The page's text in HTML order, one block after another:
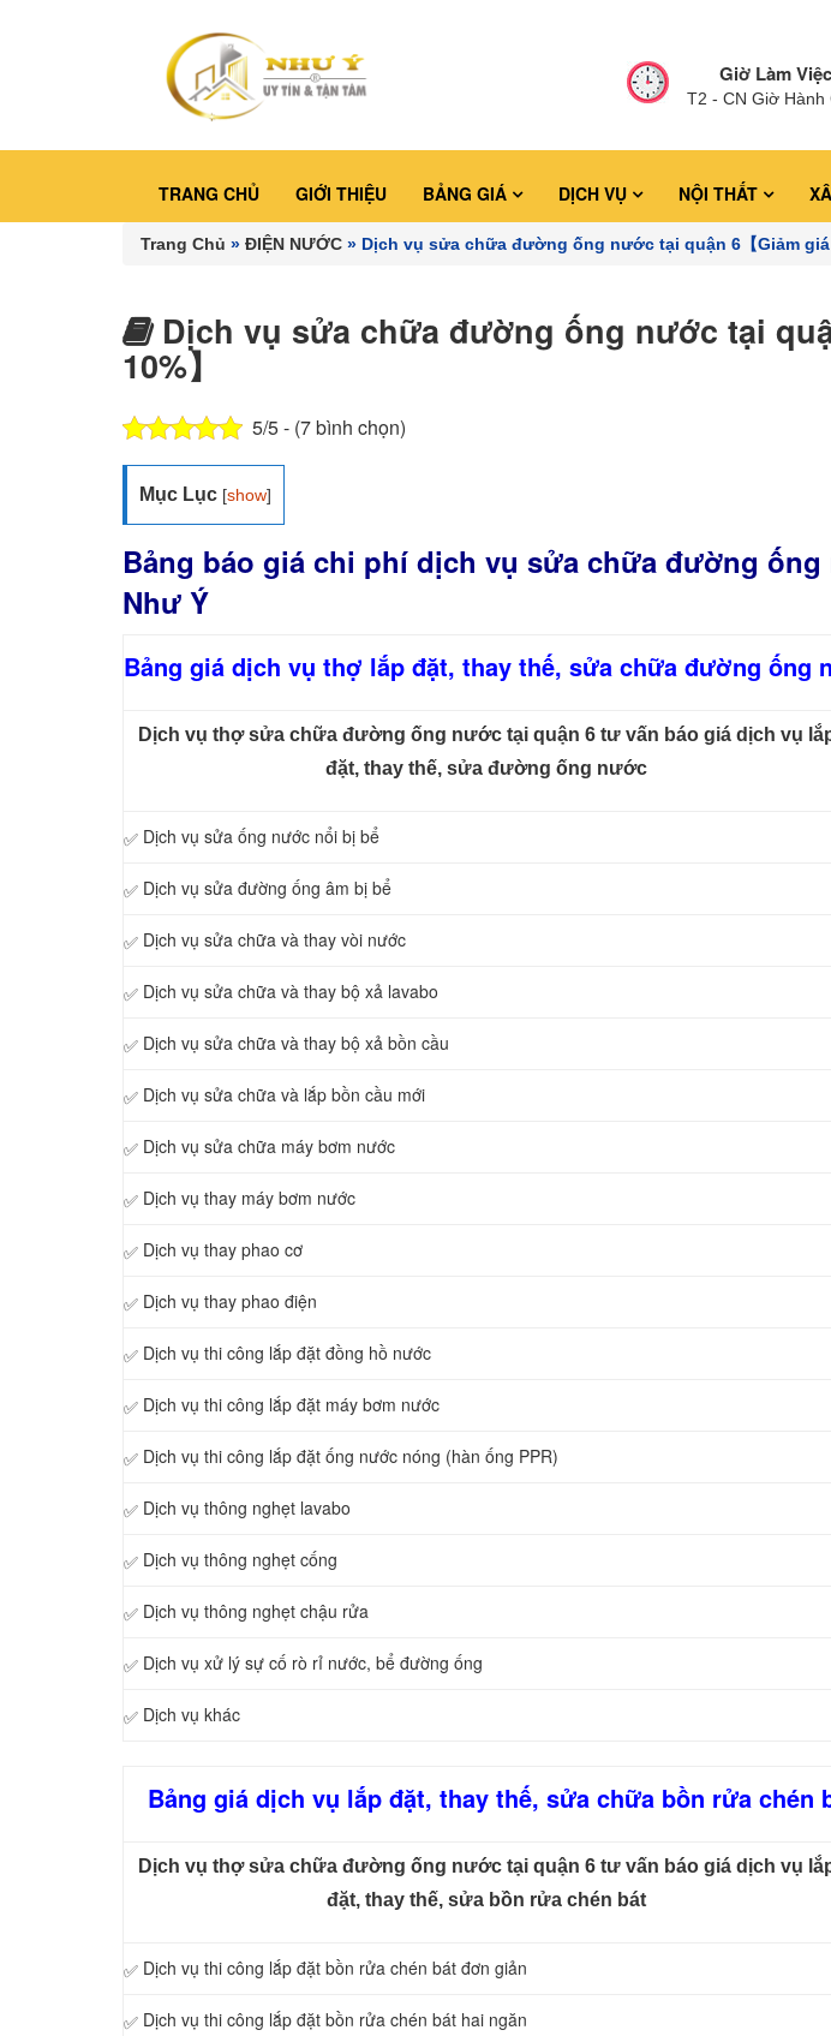
Giờ Làm
T2 - CN Giờ Hành
TRANG CHỦ GIỚI THIỆU BẢNG GIÁ DỊCH VỤ NỘI THẤT
Trang Chủ » ĐIỆN NƯỚC » Dịch vụ sửa chữa đường ống nước tại quận 6【Giảm giá
Dịch vụ sửa chữa đường ống nước tại
10%】
5/5 - (7 bình chọn)
Mục Lục [show]
Bảng báo giá chi phí dịch vụ sửa chữa đường
Như Ý
Bảng giá dịch vụ thợ lắp đặt, thay thế, sửa chữa đường ống
Dịch vụ thợ sửa chữa đường ống nước tại quận 6 tư vấn báo giá dịch vụ
đặt, thay thế, sửa đường ống nước
✅ Dịch vụ sửa ống nước nổi bị bể
✅ Dịch vụ sửa đường ống âm bị bể
✅ Dịch vụ sửa chữa và thay vòi nước
✅ Dịch vụ sửa chữa và thay bộ xả lavabo
✅ Dịch vụ sửa chữa và thay bộ xả bồn cầu
✅ Dịch vụ sửa chữa và lắp bồn cầu mới
✅ Dịch vụ sửa chữa máy bơm nước
✅ Dịch vụ thay máy bơm nước
✅ Dịch vụ thay phao cơ
✅ Dịch vụ thay phao điện
✅ Dịch vụ thi công lắp đặt đồng hồ nước
✅ Dịch vụ thi công lắp đặt máy bơm nước
✅ Dịch vụ thi công lắp đặt ống nước nóng (hàn ống PPR)
✅ Dịch vụ thông nghẹt lavabo
✅ Dịch vụ thông nghẹt cống
✅ Dịch vụ thông nghẹt chậu rửa
✅ Dịch vụ xử lý sự cố rò rỉ nước, bể đường ống
✅ Dịch vụ khác
Bảng giá dịch vụ lắp đặt, thay thế, sửa chữa bồn rửa chén
Dịch vụ thợ sửa chữa đường ống nước tại quận 6 tư vấn báo giá dịch vụ
đặt, thay thế, sửa bồn rửa chén bát
✅ Dịch vụ thi công lắp đặt bồn rửa chén bát đơn giản
✅ Dịch vụ thi công lắp đặt bồn rửa chén bát hai ngăn